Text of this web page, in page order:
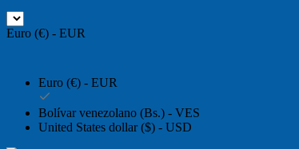
Euro (€) - EUR
Euro (€) - EUR
Bolívar venezolano (Bs.) - VES
United States dollar ($) - USD